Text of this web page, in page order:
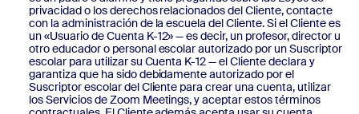
privacidad o los derechos relacionados del Cliente, contacte
con la administración de la escuela del Cliente. Si el Cliente es
un «Usuario de Cuenta K-12» — es decir, un profesor, director u
otro educador o personal escolar autorizado por un Suscriptor
escolar para utilizar su Cuenta K-12 — el Cliente declara y
garantiza que ha sido debidamente autorizado por el
Suscriptor escolar del Cliente para crear una cuenta, utilizar
los Servicios de Zoom Meetings, y aceptar estos términos